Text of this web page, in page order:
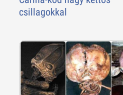
csillagokkal